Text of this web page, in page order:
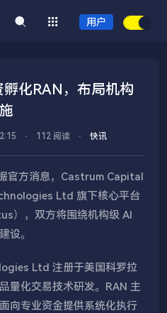
用户
化RAN，布局机构
⋅ 112 阅读 ⋅ 快讯
官方消息，Castrum Capital
Ltd 旗下核心平台
），双方将围绕机构级 AI
设。
Ltd 注册于美国科罗拉
量化交易技术研发。RAN 主
向专业资金提供系统化执行